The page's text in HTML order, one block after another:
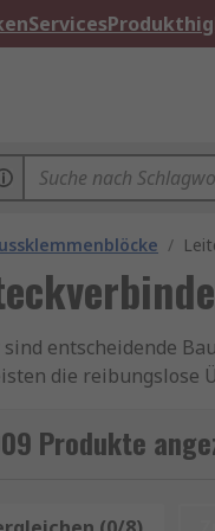
Services
/
entscheidende
die reibungslose
Mit der
Produkte